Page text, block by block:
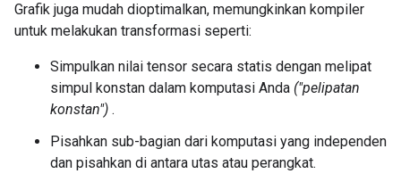
Grafik juga mudah dioptimalkan, memungkinkan kompiler
untuk melakukan transformasi seperti:
Simpulkan nilai tensor secara statis dengan melipat
simpul konstan dalam komputasi Anda ("pelipatan
konstan") .
Pisahkan sub-bagian dari komputasi yang independen
dan pisahkan di antara utas atau perangkat.